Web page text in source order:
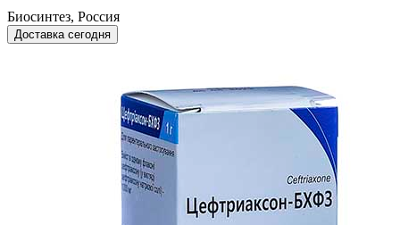
Биосинтез, Россия
Доставка сегодня